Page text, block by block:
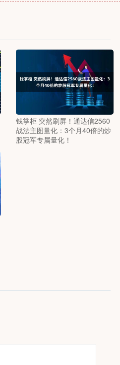
钱掌柜 突然刷屏！通达信2560
战法主图量化：3个月40倍的炒
股冠军专属量化！